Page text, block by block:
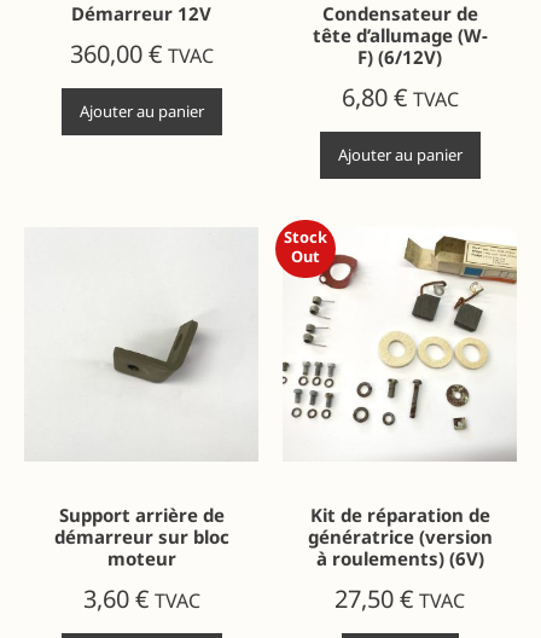
Démarreur 12V
360,00€ TVAC
Ajouter au panier
Condensateur de
tête d’allumage (W-
F) (6/12V)
6,80€ TVAC
Ajouter au panier
Support arrière de
démarreur sur bloc
moteur
3,60€ TVAC
Stock
Out
Kit de réparation de
génératrice (version
à roulements) (6V)
27,50€ TVAC